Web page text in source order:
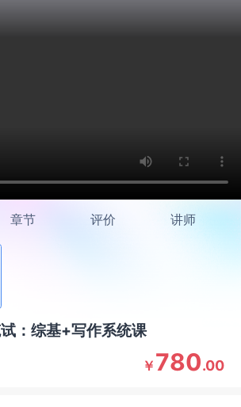
章节 评价 讲师
：综基+写作系统课
￥ 780.00